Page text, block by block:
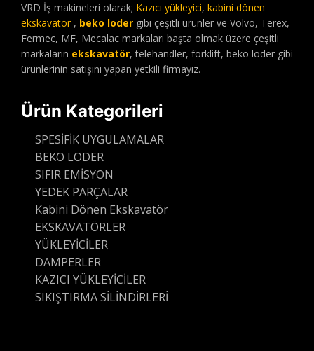
VRD İş makineleri olarak; Kazıcı yükleyici, kabini dönen
ekskavatör, beko loder gibi çeşitli ürünler ve Volvo, Terex,
Fermec, MF, Mecalac markaları başta olmak üzere çeşitli
markaların ekskavatör, telehandler, forklift, beko loder gibi
ürünlerinin satışını yapan yetkili firmayız.
Ürün Kategorileri
SPESİFİK UYGULAMALAR
BEKO LODER
SIFIR EMİSYON
YEDEK PARÇALAR
Kabini Dönen Ekskavatör
EKSKAVATÖRLER
YÜKLEYİCİLER
DAMPERLER
KAZICI YÜKLEYİCİLER
SIKIŞTIRMA SİLİNDİRLERİ